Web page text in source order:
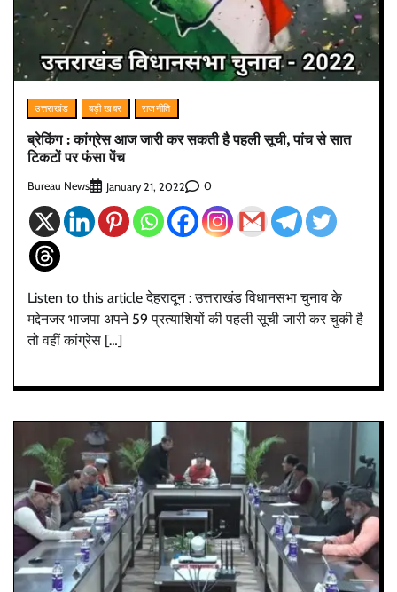
उत्तराखंड बड़ी खबर राजनीति
ब्रेकिंग : कांग्रेस आज जारी कर सकती है पहली सूची, पांच से सात
टिकटों पर फंसा पेंच
Bureau News January 21, 2022 0
Listen to this article देहरादून : उत्तराखंड विधानसभा चुनाव के
मद्देनजर भाजपा अपने 59 प्रत्याशियों की पहली सूची जारी कर चुकी है
तो वहीं कांग्रेस […]